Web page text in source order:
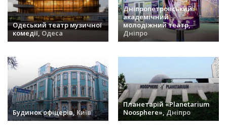
Одеський театр музичної
комедії, Одеса
заходів (28) »
Дніпропетровський
академічний
молодіжний театр,
Дніпро
заходів (27) »
Будинок офіцерів, Київ
заходів (26) »
Планетарій «Planetarium
Noosphere»,Дніпро
заходів (25) »